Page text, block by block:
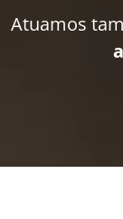
Atuamos